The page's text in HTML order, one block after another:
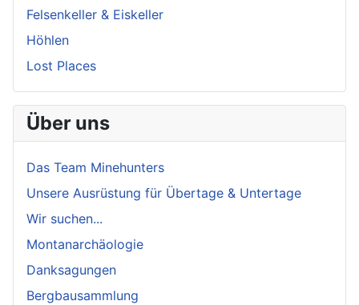
Felsenkeller & Eiskeller
Höhlen
Lost Places
Über uns
Das Team Minehunters
Unsere Ausrüstung für Übertage & Untertage
Wir suchen...
Montanarchäologie
Danksagungen
Bergbausammlung